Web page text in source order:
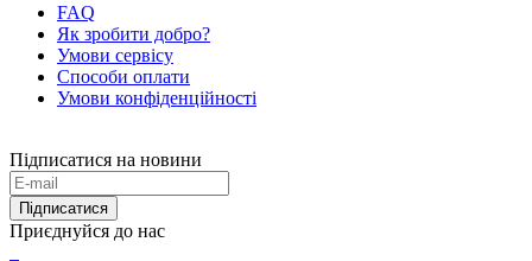
FAQ
Як зробити добро?
Умови сервісу
Способи оплати
Умови конфіденційності
Підписатися на новини
Підписатися
Приєднуйся до нас